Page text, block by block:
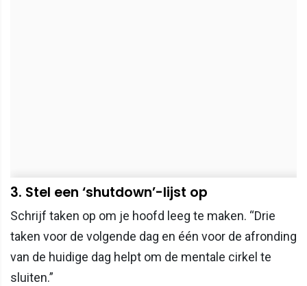
3. Stel een ‘shutdown’-lijst op
Schrijf taken op om je hoofd leeg te maken. “Drie
taken voor de volgende dag en één voor de afronding
van de huidige dag helpt om de mentale cirkel te
sluiten.”